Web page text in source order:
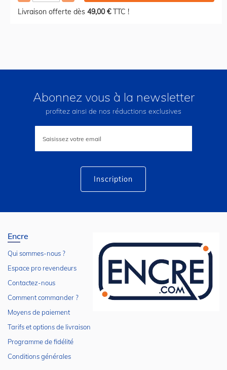
Livraison offerte dès 49,00 €TTC !
Abonnez vous à la newsletter
profitez ainsi de nos réductions exclusives
lettre
Inscription
Encre
Qui sommes-nous ?
Espace pro revendeurs
Contactez-nous
Comment commander ?
Moyens de paiement
Tarifs et options de livraison
Programme de fidélité
Conditions générales